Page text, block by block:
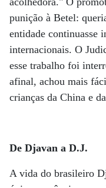
punição à Betel:
entidade continuasse
internacionais. O
esse trabalho foi
afinal, achou mais
crianças da China e
De Djavan a D.J.
A vida do brasileiro